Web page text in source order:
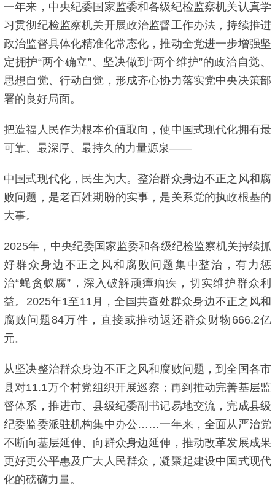
一年来，中央纪委国家监委和各级纪检监察机关认真学
习贯彻纪检监察机关开展政治监督工作办法，持续推进
政治监督具体化精准化常态化，推动全党进一步增强坚
定拥护“两个确立”、坚决做到“两个维护”的政治自觉、
思想自觉、行动自觉，形成齐心协力落实党中央决策部
署的良好局面。
把造福人民作为根本价值取向，使中国式现代化拥有最
可靠、最深厚、最持久的力量源泉——
中国式现代化，民生为大。整治群众身边不正之风和腐
败问题，是老百姓期盼的实事，是关系党的执政根基的
大事。
2025年，中央纪委国家监委和各级纪检监察机关持续抓
好群众身边不正之风和腐败问题集中整治，有力惩
治“蝇贪蚁腐”，深入破解顽瘴痼疾，切实维护群众利
益。2025年1至11月，全国共查处群众身边不正之风和
腐败问题84万件，直接或推动返还群众财物666.2亿
元。
从坚决整治群众身边不正之风和腐败问题，到全国各市
县对11.1万个村党组织开展巡察；再到推动完善基层监
督体系，推进市、县级纪委副书记易地交流，完成县级
纪委监委派驻机构集中办公……一年来，全面从严治党
不断向基层延伸、向群众身边延伸，推动改革发展成果
更好更公平惠及广大人民群众，凝聚起建设中国式现代
化的磅礴力量。